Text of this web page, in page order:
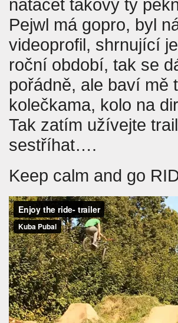
natáčet takový ty
Pejwl má gopro, byl
videoprofil, shrnující
roční období, tak se
pořádně, ale baví mě
kolečkama, kolo na
Tak zatím užívejte
sestříhat….
Keep calm and go